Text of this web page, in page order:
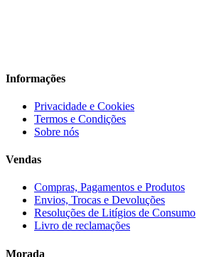
Informações
Privacidade e Cookies
Termos e Condições
Sobre nós
Vendas
Compras, Pagamentos e Produtos
Envios, Trocas e Devoluções
Resoluções de Litígios de Consumo
Livro de reclamações
Morada